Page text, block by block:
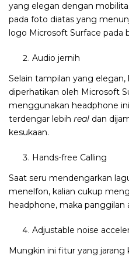
yang elegan dengan
pada foto diatas yang
logo Microsoft Surface pada
Audio jernih
Selain tampilan yang
diperhatikan oleh Microsoft
menggunakan headphone
terdengar lebih real dan
kesukaan.
Hands-free Calling
Saat seru mendengarkan
menelfon, kalian cukup
headphone, maka panggilan
Adjustable noise
Mungkin ini fitur yang